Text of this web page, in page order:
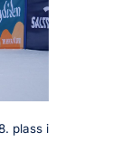
plass i